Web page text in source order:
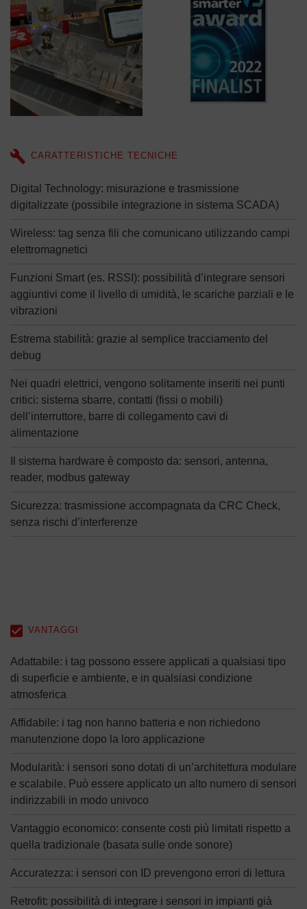
CARATTERISTICHE TECNICHE
Digital Technology: misurazione e trasmissione
digitalizzate (possibile integrazione in sistema SCADA)
Wireless: tag senza fili che comunicano utilizzando campi
elettromagnetici
Funzioni Smart (es. RSSI): possibilità d’integrare sensori
aggiuntivi come il livello di umidità, le scariche parziali e le
vibrazioni
Estrema stabilità: grazie al semplice tracciamento del
debug
Nei quadri elettrici, vengono solitamente inseriti nei punti
critici: sistema sbarre, contatti (fissi o mobili)
dell’interruttore, barre di collegamento cavi di
alimentazione
Il sistema hardware è composto da: sensori, antenna,
reader, modbus gateway
Sicurezza: trasmissione accompagnata da CRC Check,
senza rischi d’interferenze
VANTAGGI
Adattabile: i tag possono essere applicati a qualsiasi tipo
di superficie e ambiente, e in qualsiasi condizione
atmosferica
Affidabile: i tag non hanno batteria e non richiedono
manutenzione dopo la loro applicazione
Modularità: i sensori sono dotati di un’architettura modulare
e scalabile. Può essere applicato un alto numero di sensori
indirizzabili in modo univoco
Vantaggio economico: consente costi più limitati rispetto a
quella tradizionale (basata sulle onde sonore)
Accuratezza: i sensori con ID prevengono errori di lettura
Retrofit: possibilità di integrare i sensori in impianti già